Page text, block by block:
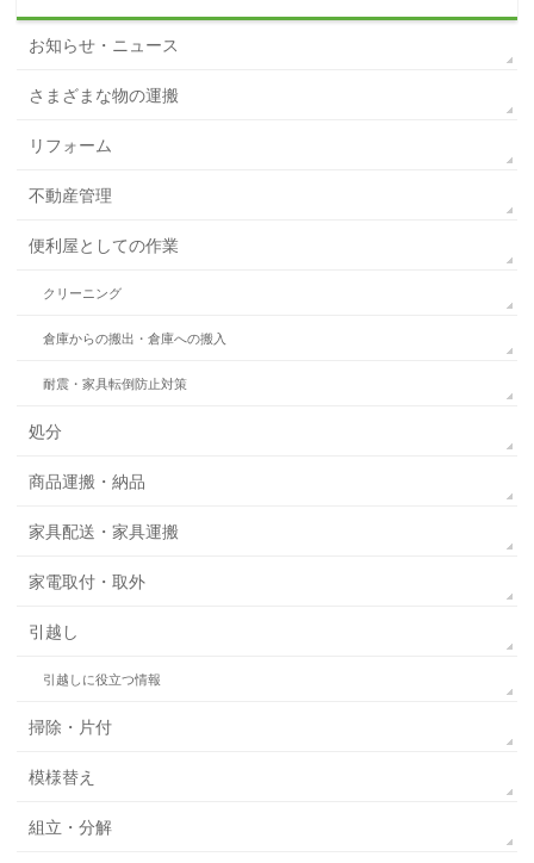
お知らせ・ニュース
さまざまな物の運搬
リフォーム
不動産管理
便利屋としての作業
クリーニング
倉庫からの搬出・倉庫への搬入
耐震・家具転倒防止対策
処分
商品運搬・納品
家具配送・家具運搬
家電取付・取外
引越し
引越しに役立つ情報
掃除・片付
模様替え
組立・分解